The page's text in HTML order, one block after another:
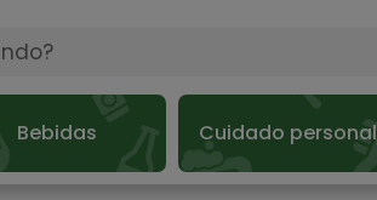
Bebidas Cuidado personal